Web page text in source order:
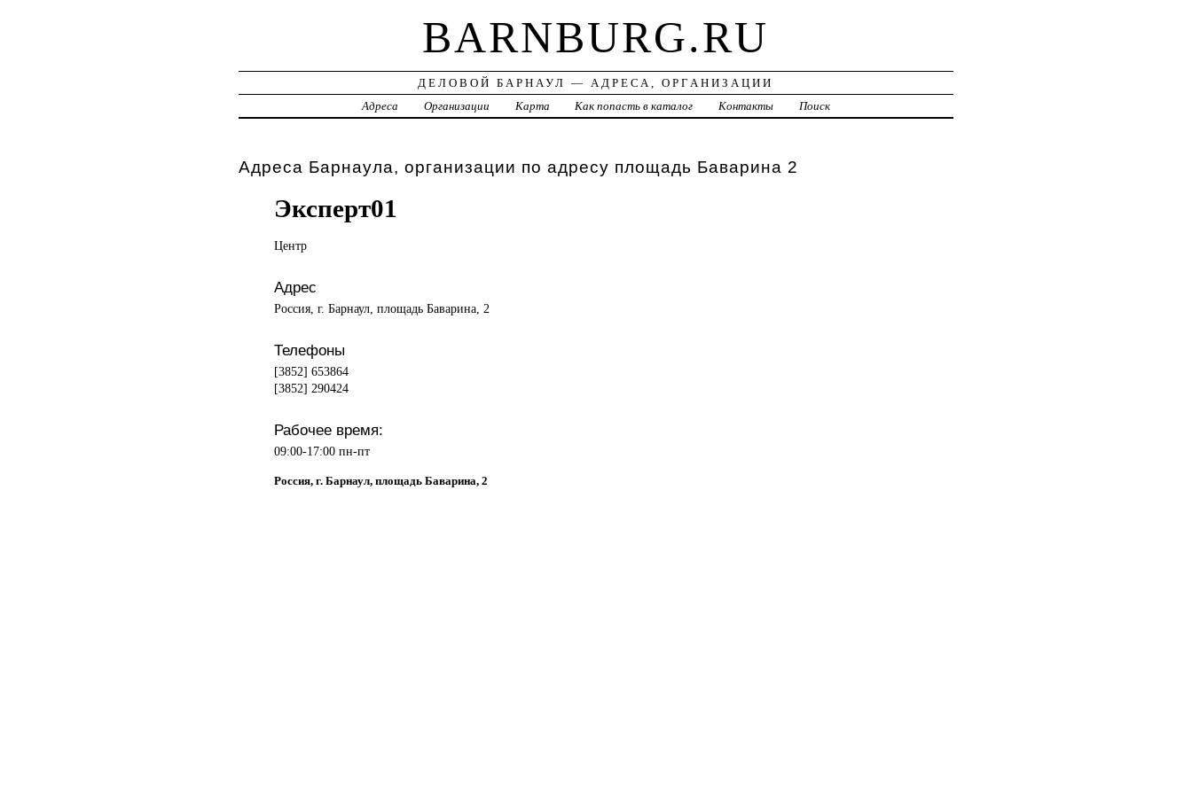
BARNBURG.RU
ДЕЛОВОЙ БАРНАУЛ — АДРЕСА, ОРГАНИЗАЦИИ
Адреса
Организации Карта Как попасть в каталог Контакты Поиск
Адреса Барнаула, организации по адресу площадь Баварина 2
Эксперт01
Центр
Адрес
Россия, г. Барнаул, площадь Баварина, 2
Телефоны
[3852] 653864
[3852] 290424
Рабочее время:
09:00-17:00 пн-пт
Россия, г. Барнаул, площадь Баварина, 2